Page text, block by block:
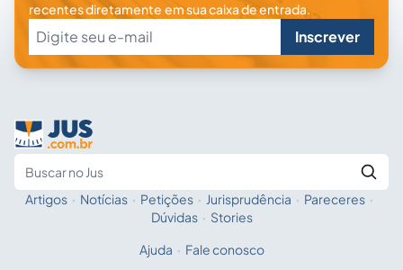
recentes diretamente em sua caixa de entrada.
Inscrever
Fale com a IA
Artigos · Notícias · Petições · Jurisprudência · Pareceres ·
Dúvidas · Stories
Ajuda · Fale conosco